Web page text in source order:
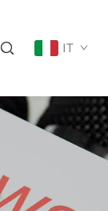
IT